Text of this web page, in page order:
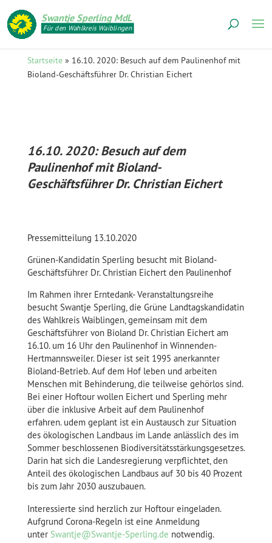
Swantje Sperling MdL
Für den Wahlkreis Waiblingen
Startseite» 16.10. 2020: Besuch auf dem Paulinenhof mit
Bioland-Geschäftsführer Dr. Christian Eichert
16.10. 2020: Besuch auf dem
Paulinenhof mit Bioland-
Geschäftsführer Dr. Christian Eichert
Pressemitteilung 13.10.2020
Grünen-Kandidatin Sperling besucht mit Bioland-
Geschäftsführer Dr. Christian Eichert den Paulinenhof
Im Rahmen ihrer Erntedank- Veranstaltungsreihe
besucht Swantje Sperling, die Grüne Landtagskandidatin
des Wahlkreis Waiblingen, gemeinsam mit dem
Geschäftsführer von Bioland Dr. Christian Eichert am
16.10. um 16 Uhr den Paulinenhof in Winnenden-
Hertmannsweiler. Dieser ist seit 1995 anerkannter
Bioland-Betrieb. Auf dem Hof leben und arbeiten
Menschen mit Behinderung, die teilweise gehörlos sind.
Bei einer Hoftour wollen Eichert und Sperling mehr
über die inklusive Arbeit auf dem Paulinenhof
erfahren. udem geplant ist ein Austausch zur Situation
des ökologischen Landbaus im Lande anlässlich des im
Sommer beschlossenen Biodiversitätsstärkungsgesetzes.
Darin hat sich die Landesregierung verpflichtet, den
Anteil des ökologischen Landbaus auf 30 bis 40 Prozent
bis zum Jahr 2030 auszubauen.
Interessierte sind herzlich zur Hoftour eingeladen.
Aufgrund Corona-Regeln ist eine Anmeldung
unter Swantje@Swantje-Sperling.de notwendig.